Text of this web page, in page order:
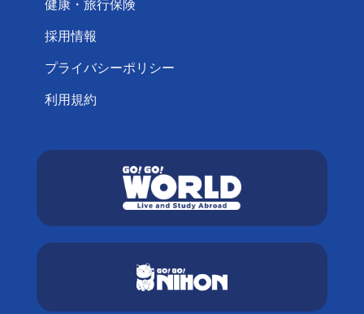
健康・旅行保険
採用情報
プライバシーポリシー
利用規約